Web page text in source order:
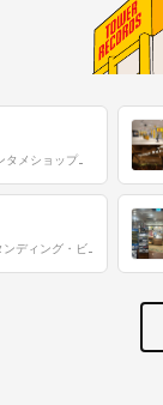
1階： エンタメショップならではのイマーシブ空間